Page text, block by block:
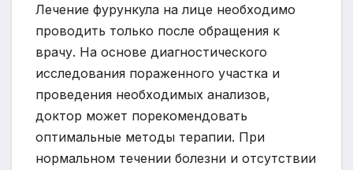
Лечение фурункула на лице необходимо
проводить только после обращения к
врачу. На основе диагностического
исследования пораженного участка и
проведения необходимых анализов,
доктор может порекомендовать
оптимальные методы терапии. При
нормальном течении болезни и отсутствии